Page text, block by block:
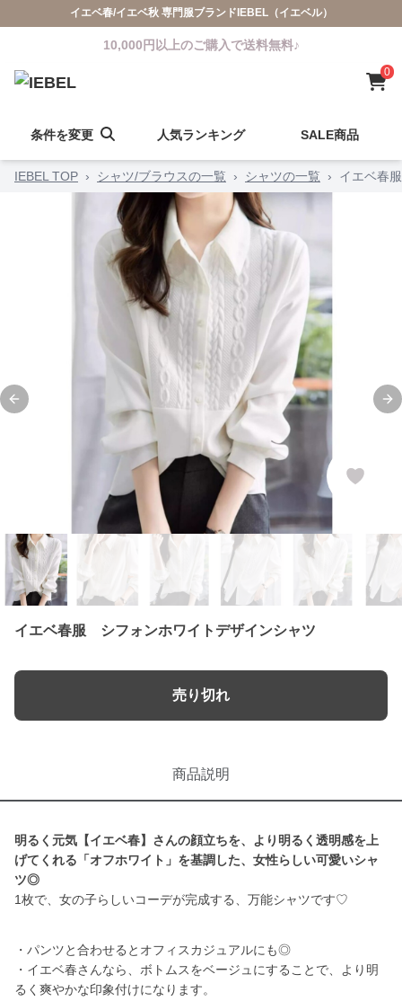
イエベ春/イエベ秋 専門服ブランドIEBEL（イエベル）
10,000円以上のご購入で送料無料♪
0
条件を変更 人気ランキング SALE商品
IEBEL TOP › シャツ/ブラウスの一覧 › シャツの一覧 › イエベ春
Previous slide
イエベ春服 シフォンホワイトデザインシャツ
売り切れ
商品説明
明るく元気【イエベ春】さんの顔立ちを、より明るく透明感を上
げてくれる「オフホワイト」を基調した、女性らしい可愛いシャ
ツ◎
1枚で、女の子らしいコーデが完成する、万能シャツです♡
・パンツと合わせるとオフィスカジュアルにも◎
・イエベ春さんなら、ボトムスをベージュにすることで、より明
るく爽やかな印象付けになります。